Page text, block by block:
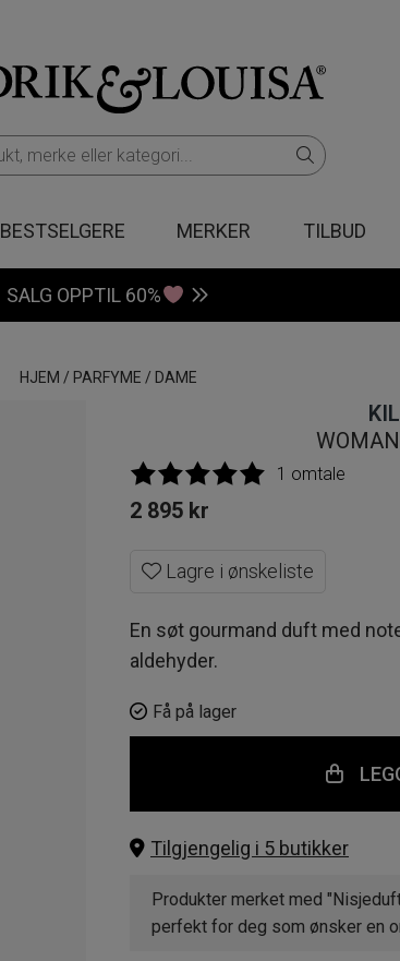
BESTSELGERE MERKER TILBUD
SALG OPPTIL 60%
HJEM / PARFYME / DAME
1 omtale
2 895 kr
Lagre i ønskeliste
En søt gourmand duft med
aldehyder.
Få på lager
Tilgjengelig i 5 butikker
Produkter merket med
perfekt for deg som ønsker en